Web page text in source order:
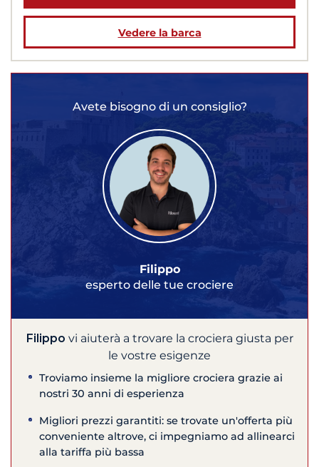
Vedere la barca
Avete bisogno di un consiglio?
Filippo
esperto delle tue crociere
Filippo vi aiuterà a trovare la crociera giusta per
le vostre esigenze
Troviamo insieme la migliore crociera grazie ai
nostri 30 anni di esperienza
Migliori prezzi garantiti: se trovate un'offerta più
conveniente altrove, ci impegniamo ad allinearci
alla tariffa più bassa